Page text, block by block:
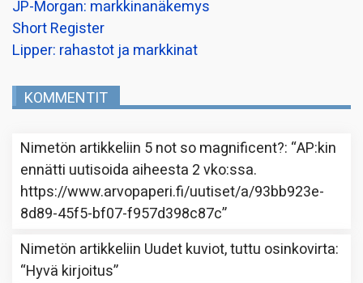
JP-Morgan: markkinanäkemys
Short Register
Lipper: rahastot ja markkinat
KOMMENTIT
Nimetön artikkeliin 5 not so magnificent?: “AP:kin
ennätti uutisoida aiheesta 2 vko:ssa.
https://www.arvopaperi.fi/uutiset/a/93bb923e-
8d89-45f5-bf07-f957d398c87c”
Nimetön artikkeliin Uudet kuviot, tuttu osinkovirta:
“Hyvä kirjoitus”